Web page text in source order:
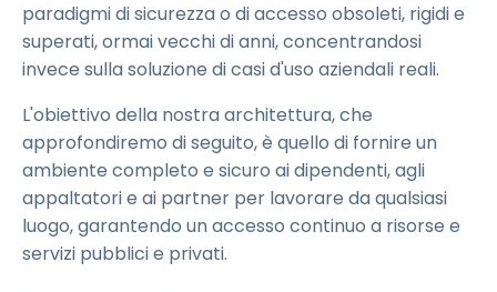
paradigmi di sicurezza o di accesso obsoleti, rigidi e
superati, ormai vecchi di anni, concentrandosi
invece sulla soluzione di casi d'uso aziendali reali.
L'obiettivo della nostra architettura, che
approfondiremo di seguito, è quello di fornire un
ambiente completo e sicuro ai dipendenti, agli
appaltatori e ai partner per lavorare da qualsiasi
luogo, garantendo un accesso continuo a risorse e
servizi pubblici e privati.